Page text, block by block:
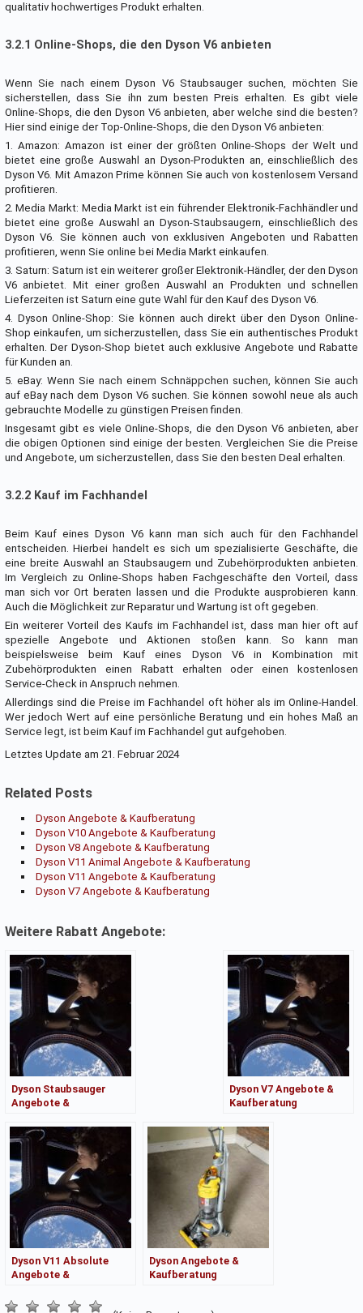
qualitativ hochwertiges Produkt erhalten.
3.2.1 Online-Shops, die den Dyson V6 anbieten
Wenn Sie nach einem Dyson V6 Staubsauger suchen, möchten Sie
sicherstellen, dass Sie ihn zum besten Preis erhalten. Es gibt viele
Online-Shops, die den Dyson V6 anbieten, aber welche sind die besten?
Hier sind einige der Top-Online-Shops, die den Dyson V6 anbieten:
1. Amazon: Amazon ist einer der größten Online-Shops der Welt und
bietet eine große Auswahl an Dyson-Produkten an, einschließlich des
Dyson V6. Mit Amazon Prime können Sie auch von kostenlosem Versand
profitieren.
2. Media Markt: Media Markt ist ein führender Elektronik-Fachhändler und
bietet eine große Auswahl an Dyson-Staubsaugern, einschließlich des
Dyson V6. Sie können auch von exklusiven Angeboten und Rabatten
profitieren, wenn Sie online bei Media Markt einkaufen.
3. Saturn: Saturn ist ein weiterer großer Elektronik-Händler, der den Dyson
V6 anbietet. Mit einer großen Auswahl an Produkten und schnellen
Lieferzeiten ist Saturn eine gute Wahl für den Kauf des Dyson V6.
4. Dyson Online-Shop: Sie können auch direkt über den Dyson Online-
Shop einkaufen, um sicherzustellen, dass Sie ein authentisches Produkt
erhalten. Der Dyson-Shop bietet auch exklusive Angebote und Rabatte
für Kunden an.
5. eBay: Wenn Sie nach einem Schnäppchen suchen, können Sie auch
auf eBay nach dem Dyson V6 suchen. Sie können sowohl neue als auch
gebrauchte Modelle zu günstigen Preisen finden.
Insgesamt gibt es viele Online-Shops, die den Dyson V6 anbieten, aber
die obigen Optionen sind einige der besten. Vergleichen Sie die Preise
und Angebote, um sicherzustellen, dass Sie den besten Deal erhalten.
3.2.2 Kauf im Fachhandel
Beim Kauf eines Dyson V6 kann man sich auch für den Fachhandel
entscheiden. Hierbei handelt es sich um spezialisierte Geschäfte, die
eine breite Auswahl an Staubsaugern und Zubehörprodukten anbieten.
Im Vergleich zu Online-Shops haben Fachgeschäfte den Vorteil, dass
man sich vor Ort beraten lassen und die Produkte ausprobieren kann.
Auch die Möglichkeit zur Reparatur und Wartung ist oft gegeben.
Ein weiterer Vorteil des Kaufs im Fachhandel ist, dass man hier oft auf
spezielle Angebote und Aktionen stoßen kann. So kann man
beispielsweise beim Kauf eines Dyson V6 in Kombination mit
Zubehörprodukten einen Rabatt erhalten oder einen kostenlosen
Service-Check in Anspruch nehmen.
Allerdings sind die Preise im Fachhandel oft höher als im Online-Handel.
Wer jedoch Wert auf eine persönliche Beratung und ein hohes Maß an
Service legt, ist beim Kauf im Fachhandel gut aufgehoben.
Letztes Update am 21. Februar 2024
Related Posts
Dyson Angebote & Kaufberatung
Dyson V10 Angebote & Kaufberatung
Dyson V8 Angebote & Kaufberatung
Dyson V11 Animal Angebote & Kaufberatung
Dyson V11 Angebote & Kaufberatung
Dyson V7 Angebote & Kaufberatung
Weitere Rabatt Angebote:
Dyson Staubsauger
Angebote &
Dyson V7 Angebote &
Kaufberatung
Dyson V11 Absolute
Angebote &
Dyson Angebote &
Kaufberatung